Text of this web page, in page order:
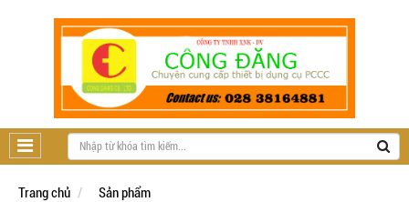
Trang chủ
Sản phẩm